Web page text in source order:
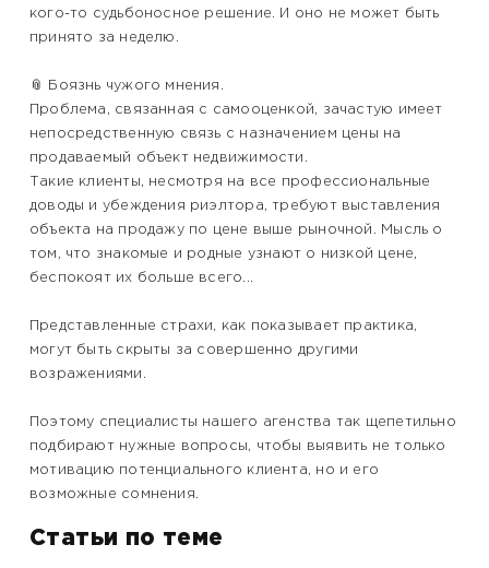
кого-то судьбоносное решение. И оно не может быть
принято за неделю.
📎 Боязнь чужого мнения.
Проблема, связанная с самооценкой, зачастую имеет
непосредственную связь с назначением цены на
продаваемый объект недвижимости.
Такие клиенты, несмотря на все профессиональные
доводы и убеждения риэлтора, требуют выставления
объекта на продажу по цене выше рыночной. Мысль о
том, что знакомые и родные узнают о низкой цене,
беспокоят их больше всего...
Представленные страхи, как показывает практика,
могут быть скрыты за совершенно другими
возражениями.
Поэтому специалисты нашего агенства так щепетильно
подбирают нужные вопросы, чтобы выявить не только
мотивацию потенциального клиента, но и его
возможные сомнения.
Статьи по теме